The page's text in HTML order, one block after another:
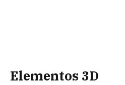
Elementos 3D